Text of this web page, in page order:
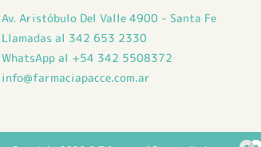
Av. Aristóbulo Del Valle 4900 - Santa Fe
Llamadas al 342 653 2330
WhatsApp al +54 342 5508372
info@farmaciapacce.com.ar